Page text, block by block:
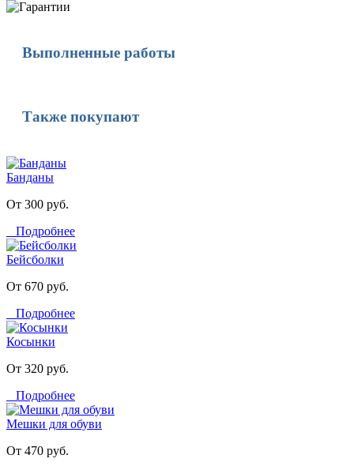
Выполненные работы
Также покупают
Банданы
От 300 руб.
Подробнее
Бейсболки
От 670 руб.
Подробнее
Косынки
От 320 руб.
Подробнее
Мешки для обуви
От 470 руб.